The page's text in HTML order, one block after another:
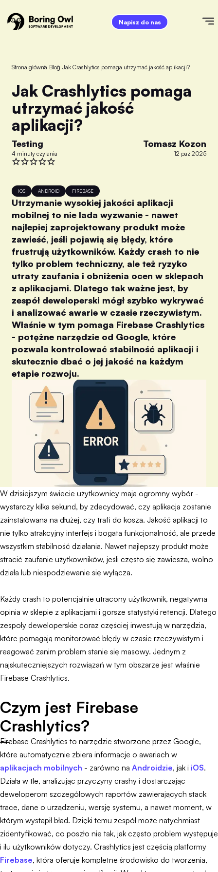
Napisz do nas
Strona główna
/ Blog
/ Jak Crashlytics pomaga utrzymać jakość aplikacji?
Jak Crashlytics pomaga
utrzymać jakość
aplikacji?
Testing
4 minuty czytania
Tomasz Kozon
12 paź 2025
IOS ANDROID FIREBASE
Utrzymanie wysokiej jakości aplikacji
mobilnej to nie lada wyzwanie - nawet
najlepiej zaprojektowany produkt może
zawieść, jeśli pojawią się błędy, które
frustrują użytkowników. Każdy crash to nie
tylko problem techniczny, ale też ryzyko
utraty zaufania i obniżenia ocen w sklepach
z aplikacjami. Dlatego tak ważne jest, by
zespół deweloperski mógł szybko wykrywać
i analizować awarie w czasie rzeczywistym.
Właśnie w tym pomaga Firebase Crashlytics
- potężne narzędzie od Google, które
pozwala kontrolować stabilność aplikacji i
skutecznie dbać o jej jakość na każdym
etapie rozwoju.
W dzisiejszym świecie użytkownicy mają ogromny wybór -
wystarczy kilka sekund, by zdecydować, czy aplikacja zostanie
zainstalowana na dłużej, czy trafi do kosza. Jakość aplikacji to
nie tylko atrakcyjny interfejs i bogata funkcjonalność, ale przede
wszystkim stabilność działania. Nawet najlepszy produkt może
stracić zaufanie użytkowników, jeśli często się zawiesza, wolno
działa lub niespodziewanie się wyłącza.
Każdy crash to potencjalnie utracony użytkownik, negatywna
opinia w sklepie z aplikacjami i gorsze statystyki retencji. Dlatego
zespoły deweloperskie coraz częściej inwestują w narzędzia,
które pomagają monitorować błędy w czasie rzeczywistym i
reagować zanim problem stanie się masowy. Jednym z
najskuteczniejszych rozwiązań w tym obszarze jest właśnie
Firebase Crashlytics.
Czym jest Firebase
Crashlytics?
Firebase Crashlytics to narzędzie stworzone przez Google,
które automatycznie zbiera informacje o awariach w
aplikacjach mobilnych - zarówno na Androidzie, jak i iOS.
Działa w tle, analizując przyczyny crashy i dostarczając
deweloperom szczegółowych raportów zawierających stack
trace, dane o urządzeniu, wersję systemu, a nawet moment, w
którym wystąpił błąd. Dzięki temu zespół może natychmiast
zidentyfikować, co poszło nie tak, jak często problem występuje
i ilu użytkowników dotyczy. Crashlytics jest częścią platformy
Firebase, która oferuje kompletne środowisko do tworzenia,